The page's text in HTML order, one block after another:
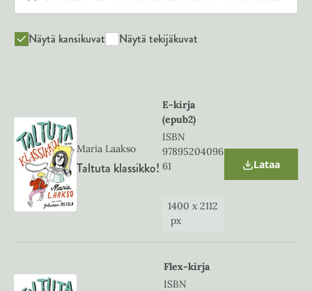
Näytä kansikuvat Näytä tekijäkuvat
Maria Laakso
Taltuta klassikko!
E-kirja
(epub2)
ISBN
97895204096
61
1400 x2112
px
O
p
Lataa
Flex-kirja
ISBN